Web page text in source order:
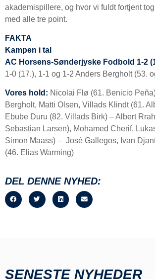
akademispillere, og hvor vi fuldt fortjent
med alle tre point.
FAKTA
Kampen i tal
AC Horsens-Sønderjyske Fodbold 1-2
1-0 (17.), 1-1 og 1-2 Anders Bergholt (53.
Vores hold: Nicolai Flø (61. Benicio
Bergholt, Matti Olsen, Villads Klindt (61.
Ebube Duru (82. Villads Birk) – Albert
Sebastian Larsen), Mohamed Cherif,
Simon Maass) – José Gallegos, Ivan
(46. Elias Warming)
DEL DENNE NYHED:
SENESTE NYHEDER